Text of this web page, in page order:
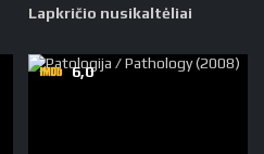
Lapkričio nusikaltėliai
6,0